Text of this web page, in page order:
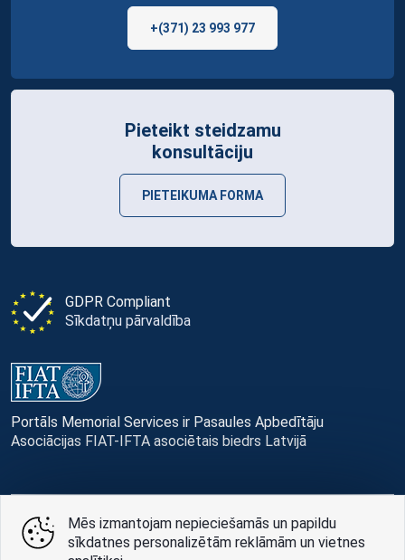
GDPR Compliant
Sīkdatņu pārvaldība
Portāls Memorial Services ir Pasaules Apbedītāju
Asociācijas FIAT-IFTA asociētais biedrs Latvijā
+(371) 23 993 977
Pieteikt steidzamu
konsultāciju
PIETEIKUMA FORMA
© Memorial Services, 2016 — 2026 pr3-g
Mēs izmantojam nepieciešamās un papildu
sīkdatnes personalizētām reklāmām un vietnes